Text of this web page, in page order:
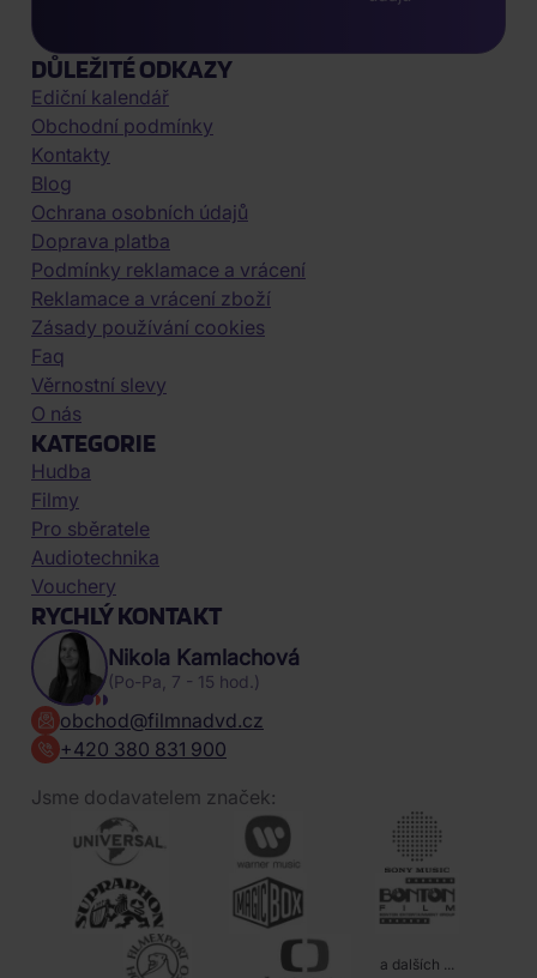
DŮLEŽITÉ ODKAZY
Ediční kalendář
Obchodní podmínky
Kontakty
Blog
Ochrana osobních údajů
Doprava platba
Podmínky reklamace a vrácení
Reklamace a vrácení zboží
Zásady používání cookies
Faq
Věrnostní slevy
O nás
KATEGORIE
Hudba
Filmy
Pro sběratele
Audiotechnika
Vouchery
RYCHLÝ KONTAKT
Nikola Kamlachová
(Po-Pa, 7 - 15 hod.)
obchod@filmnadvd.cz
+420 380 831 900
Jsme dodavatelem značek:
a dalších ...